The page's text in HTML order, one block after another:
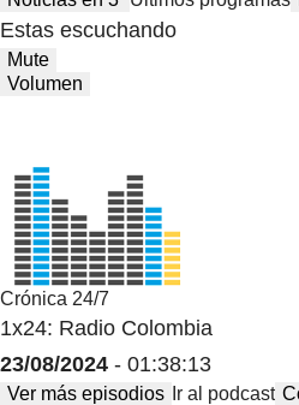
Estas escuchando
Mute
Volumen
Crónica 24/7
1x24: Radio Colombia
23/08/2024 - 01:38:13
Ver más episodios Ir al podcast